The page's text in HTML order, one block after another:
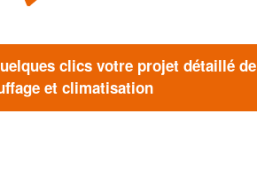
clics votre projet détaillé de
et climatisation